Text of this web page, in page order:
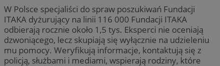
W Polsce specjaliści do spraw poszukiwań Fundacji
ITAKA dyżurujący na linii 116 000 Fundacji ITAKA
odbierają rocznie około 1,5 tys. Eksperci nie oceniają
dzwoniącego, lecz skupiają się wyłącznie na udzieleniu
mu pomocy. Weryfikują informacje, kontaktują się z
policją, służbami i mediami, wspierają rodziny, które